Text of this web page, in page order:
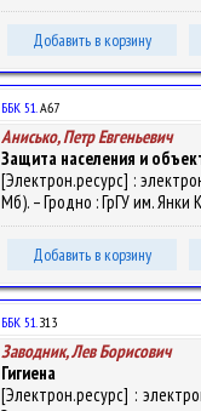
Добавить в корзину
ББК 51.А67
Анисько, Петр Евгеньевич
Защита населения и
[Электрон.ресурс] :
Мб). – Гродно : ГрГУ им.
Добавить в корзину
ББК 51.З13
Заводник, Лев Борисович
Гигиена
[Электрон.ресурс] :